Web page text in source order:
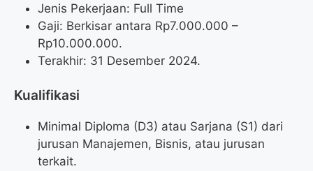
Jenis Pekerjaan: Full Time
Gaji: Berkisar antara Rp7.000.000 –
Rp10.000.000.
Terakhir: 31 Desember 2024.
Kualifikasi
Minimal Diploma (D3) atau Sarjana (S1) dari
jurusan Manajemen, Bisnis, atau jurusan
terkait.